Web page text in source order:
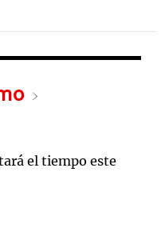
el tiempo este